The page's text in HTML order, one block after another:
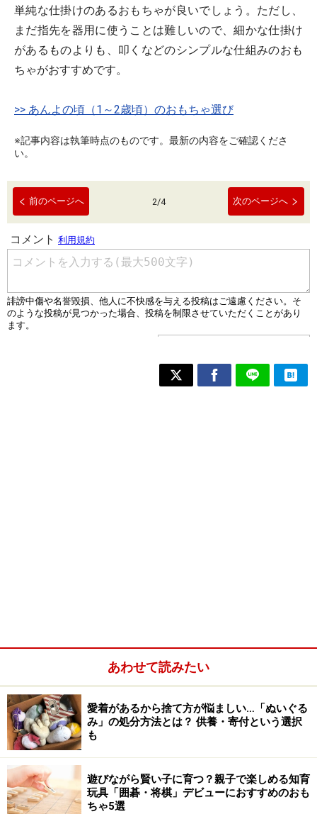
単純な仕掛けのあるおもちゃが良いでしょう。ただし、
まだ指先を器用に使うことは難しいので、細かな仕掛け
があるものよりも、叩くなどのシンプルな仕組みのおも
ちゃがおすすめです。
>> あんよの頃（1～2歳頃）のおもちゃ選び
※記事内容は執筆時点のものです。最新の内容をご確認くださ
い。
前のページへ 2/4 次のページへ
あわせて読みたい
愛着があるから捨て方が悩ましい…「ぬいぐる
み」の処分方法とは？ 供養・寄付という選択
も
遊びながら賢い子に育つ？親子で楽しめる知育
玩具「囲碁・将棋」デビューにおすすめのおも
ちゃ5選